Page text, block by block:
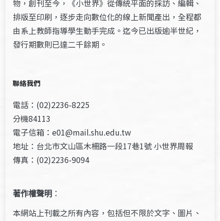
物，創刊至今，《小世界》從傳統平面的採訪、編輯、
排版至印刷，逐步走向數位化的線上新聞產出，全程都
由系上教師指導學生動手完成。迄今已出版逾半世紀，
發行期數則已達二千餘期。
聯絡我們
電話：(02)2236-8225
分機84113
電子信箱：e01@mail.shu.edu.tw
地址：台北市文山區木柵路一段17巷1號 小世界周報
傳真：(02)2236-9094
著作權聲明 ：
本網站上刊載之所有內容，包括但不限於文字、圖片、